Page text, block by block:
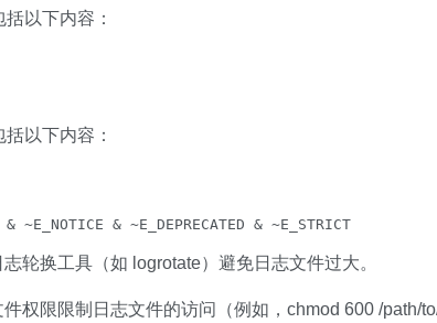
以下内容：
以下内容：
& ~E_DEPRECATED & ~E_STRICT
轮换工具（如 logrotate）避免日志文件过大。
权限限制日志文件的访问（例如，chmod 600 /path/